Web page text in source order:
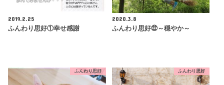
2019.2.25
ふんわり思好①幸せ感謝
2020.3.8
ふんわり思好㉒～穏やか～
ふんわり思好 ふんわり思好